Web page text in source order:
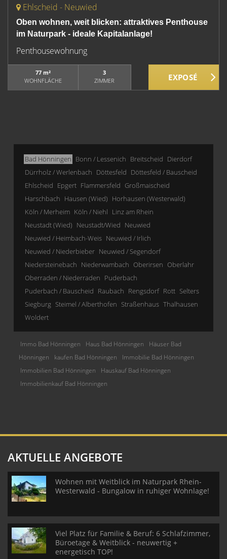
Ehlscheid - Neuwied
Oben wohnen, weit blicken: attraktives Penthouse
im Naturpark - ideale Kapitalanlage!
Penthousewohnung
77 m²
WOHNFLÄCHE
3
ZIMMER
Bad Hönningen Bonn / Lessenich Breitscheid Dierdorf
Dürrholz / Werlenbach Döttesfeld Döttesfeld / Bauscheid
Ehlscheid Epgert Flammersfeld Großmaischeid
Harschbach Hausen (Wied) Horhausen (Westerwald)
Köln / Merheim Köln / Niehl Linz am Rhein
Neustadt (Wied) Neustadt/Wied Neuwied
Neuwied / Heimbach-Weis Neuwied / Irlich
Neuwied / Niederbieber Neuwied / Segendorf
Niedersteinebach Niederwambach Oberirsen Oberlahr
Oberraden / Niederraden Puderbach
Puderbach / Bauscheid Raubach Rengsdorf Rott Selters
Siegburg Steimel / Alberthofen Straßenhaus Thalhausen
Woldert
Immo Bad Hönningen Haus Bad Hönningen
Häuser Bad
Hönningen
kaufen Bad Hönningen
Immobilie Bad Hönningen
Immobilien Bad Hönningen
Hauskauf Bad Hönningen
Immobilienkauf Bad Hönningen
AKTUELLE ANGEBOTE
Wohnen mit Weitblick im Naturpark Rhein-
Westerwald - Bungalow in ruhiger Wohnlage!
Viel Platz für Familie & Beruf: 6 Schlafzimmer,
Büroetage & Weitblick - neuwertig +
energetisch TOP!